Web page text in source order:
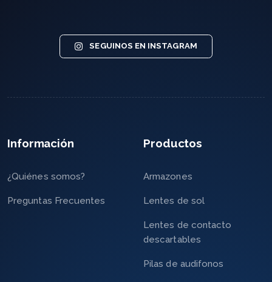
SEGUINOS EN INSTAGRAM
Información
¿Quiénes somos?
Preguntas Frecuentes
Productos
Armazones
Lentes de sol
Lentes de contacto
descartables
Pilas de audifonos